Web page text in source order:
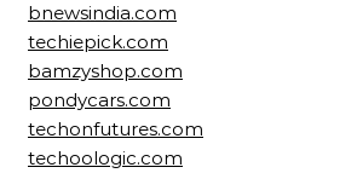
bnewsindia.com
techiepick.com
bamzyshop.com
pondycars.com
techonfutures.com
techoologic.com